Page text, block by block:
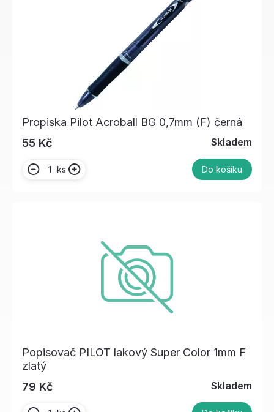
Propiska Pilot Acroball BG 0,7mm (F) černá
55 Kč
Skladem
ks Do košíku
Popisovač PILOT lakový Super Color 1mm F
zlatý
79 Kč
Skladem